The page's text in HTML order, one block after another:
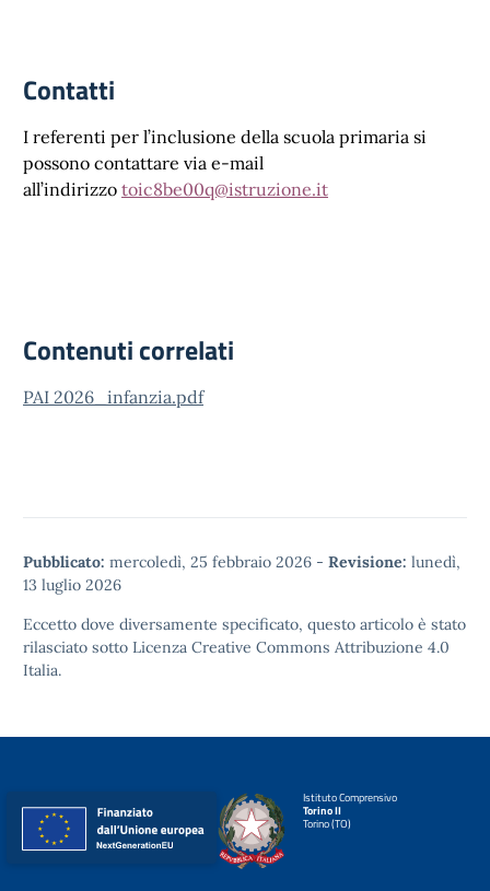
Contatti
I referenti per l’inclusione della scuola primaria si
possono contattare via e-mail
all’indirizzo toic8be00q@istruzione.it
Contenuti correlati
PAI 2026_infanzia.pdf
Pubblicato: mercoledì, 25 febbraio 2026 - Revisione: lunedì,
13 luglio 2026
Eccetto dove diversamente specificato, questo articolo è stato
rilasciato sotto Licenza Creative Commons Attribuzione 4.0
Italia.
Istituto Comprensivo
Torino II
Torino (TO)